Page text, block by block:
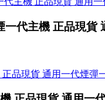
一代主機 正品現貨